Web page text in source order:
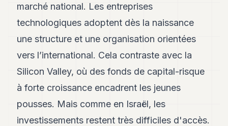
marché national. Les entreprises
technologiques adoptent dès la naissance
une structure et une organisation orientées
vers l’international. Cela contraste avec la
Silicon Valley, où des fonds de capital-risque
à forte croissance encadrent les jeunes
pousses. Mais comme en Israël, les
investissements restent très difficiles d'accès.